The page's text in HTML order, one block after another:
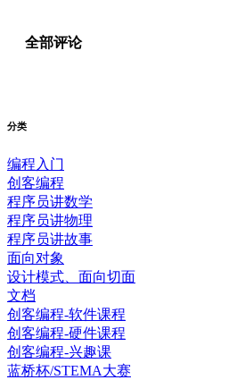
全部评论
分类
编程入门
创客编程
程序员讲数学
程序员讲物理
程序员讲故事
面向对象
设计模式、面向切面
文档
创客编程-软件课程
创客编程-硬件课程
创客编程-兴趣课
蓝桥杯/STEMA大赛